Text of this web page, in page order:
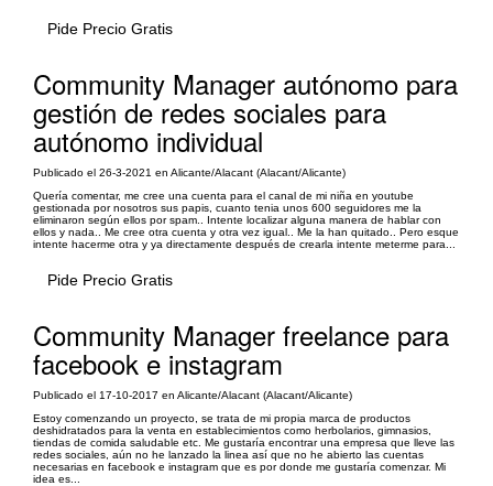
Pide Precio Gratis
Community Manager autónomo para
gestión de redes sociales para
autónomo individual
Publicado el 26-3-2021 en Alicante/Alacant (Alacant/Alicante)
Quería comentar, me cree una cuenta para el canal de mi niña en youtube
gestionada por nosotros sus papis, cuanto tenia unos 600 seguidores me la
eliminaron según ellos por spam.. Intente localizar alguna manera de hablar con
ellos y nada.. Me cree otra cuenta y otra vez igual.. Me la han quitado.. Pero esque
intente hacerme otra y ya directamente después de crearla intente meterme para...
Pide Precio Gratis
Community Manager freelance para
facebook e instagram
Publicado el 17-10-2017 en Alicante/Alacant (Alacant/Alicante)
Estoy comenzando un proyecto, se trata de mi propia marca de productos
deshidratados para la venta en establecimientos como herbolarios, gimnasios,
tiendas de comida saludable etc. Me gustaría encontrar una empresa que lleve las
redes sociales, aún no he lanzado la linea así que no he abierto las cuentas
necesarias en facebook e instagram que es por donde me gustaría comenzar. Mi
idea es...